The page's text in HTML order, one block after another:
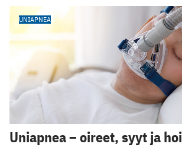
UNIAPNEA
Uniapnea – oireet, syyt ja